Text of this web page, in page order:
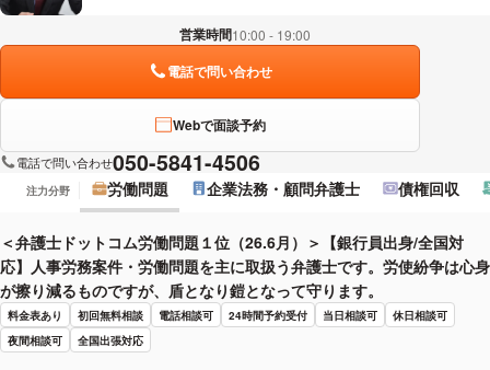
営業時間10:00 - 19:00
電話で問い合わせ
Webで面談予約
電話で問い合わせ050-5841-4506
注力分野 労働問題 企業法務・顧問弁護士 債権回収
＜弁護士ドットコム労働問題１位（26.6月）＞【銀行員出身/全国対
応】人事労務案件・労働問題を主に取扱う弁護士です。労使紛争は心身
が擦り減るものですが、盾となり鎧となって守ります。
料金表あり 初回無料相談 電話相談可 24時間予約受付 当日相談可
休日相談可
夜間相談可
全国出張対応